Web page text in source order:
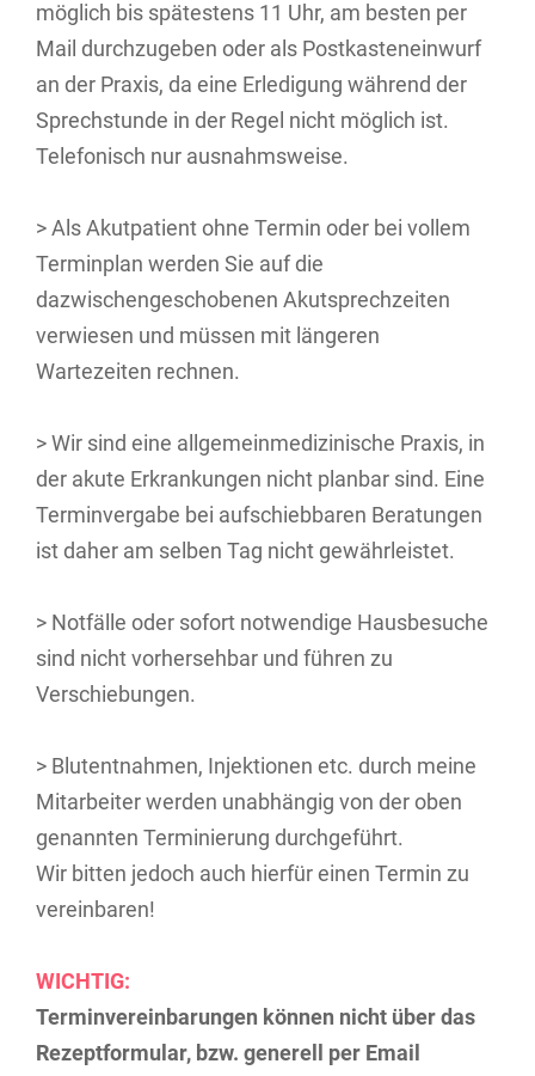
möglich bis spätestens 11 Uhr, am besten per
Mail durchzugeben oder als Postkasteneinwurf
an der Praxis, da eine Erledigung während der
Sprechstunde in der Regel nicht möglich ist.
Telefonisch nur ausnahmsweise.
> Als Akutpatient ohne Termin oder bei vollem
Terminplan werden Sie auf die
dazwischengeschobenen Akutsprechzeiten
verwiesen und müssen mit längeren
Wartezeiten rechnen.
> Wir sind eine allgemeinmedizinische Praxis, in
der akute Erkrankungen nicht planbar sind. Eine
Terminvergabe bei aufschiebbaren Beratungen
ist daher am selben Tag nicht gewährleistet.
> Notfälle oder sofort notwendige Hausbesuche
sind nicht vorhersehbar und führen zu
Verschiebungen.
> Blutentnahmen, Injektionen etc. durch meine
Mitarbeiter werden unabhängig von der oben
genannten Terminierung durchgeführt.
Wir bitten jedoch auch hierfür einen Termin zu
vereinbaren!
WICHTIG:
Terminvereinbarungen können nicht über das
Rezeptformular, bzw. generell per Email